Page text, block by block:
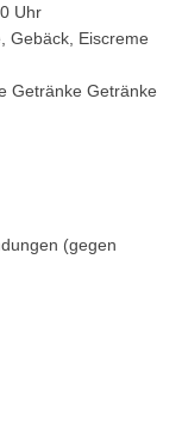
Uhr
Gebäck, Eiscreme
Getränke Getränke
(gegen